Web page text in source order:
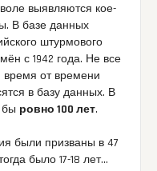
выявляются кое-
В базе данных
штурмового
с 1942 года. Не все
от времени
в базу данных. В
бы ровно 100 лет.
были призваны в 47
было 17-18 лет…